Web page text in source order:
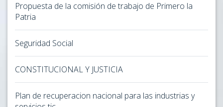
Propuesta de la comisión de trabajo de Primero la
Patria
Seguridad Social
CONSTITUCIONAL Y JUSTICIA
Plan de recuperacion nacional para las industrias y